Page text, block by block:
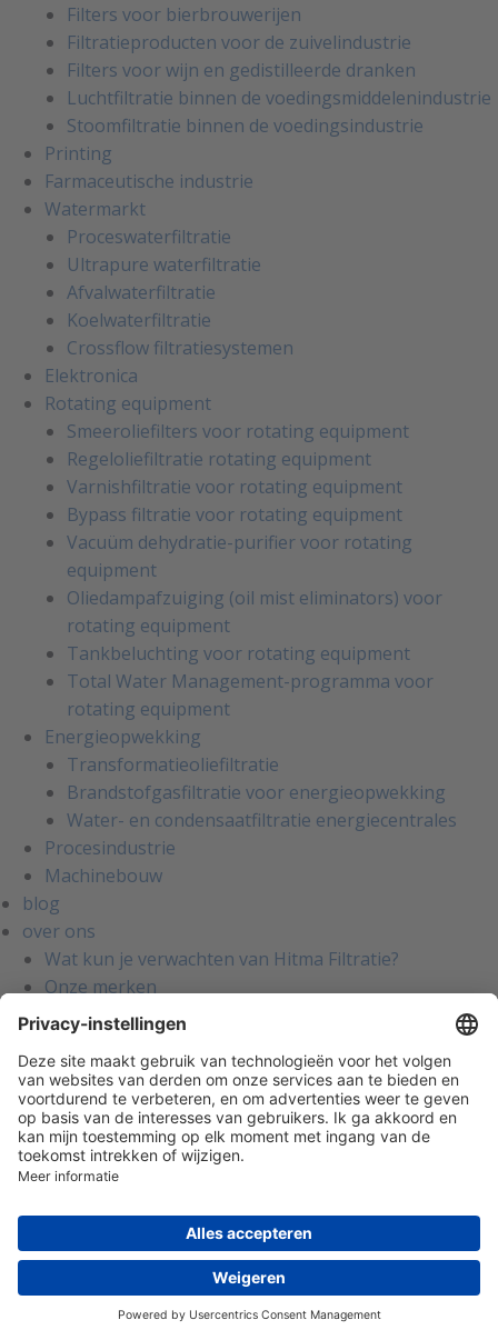
Filters voor bierbrouwerijen
Filtratieproducten voor de zuivelindustrie
Filters voor wijn en gedistilleerde dranken
Luchtfiltratie binnen de voedingsmiddelenindustrie
Stoomfiltratie binnen de voedingsindustrie
Printing
Farmaceutische industrie
Watermarkt
Proceswaterfiltratie
Ultrapure waterfiltratie
Afvalwaterfiltratie
Koelwaterfiltratie
Crossflow filtratiesystemen
Elektronica
Rotating equipment
Smeeroliefilters voor rotating equipment
Regeloliefiltratie rotating equipment
Varnishfiltratie voor rotating equipment
Bypass filtratie voor rotating equipment
Vacuüm dehydratie-purifier voor rotating
equipment
Oliedampafzuiging (oil mist eliminators) voor
rotating equipment
Tankbeluchting voor rotating equipment
Total Water Management-programma voor
rotating equipment
Energieopwekking
Transformatieoliefiltratie
Brandstofgasfiltratie voor energieopwekking
Water- en condensaatfiltratie energiecentrales
Procesindustrie
Machinebouw
blog
over ons
Wat kun je verwachten van Hitma Filtratie?
Onze merken
Porvair
Hypro
Des-Case
Graver Technologies
Amiad
Sommer en Strassburger
STF Filtros
Corode
Werken bij Hitma